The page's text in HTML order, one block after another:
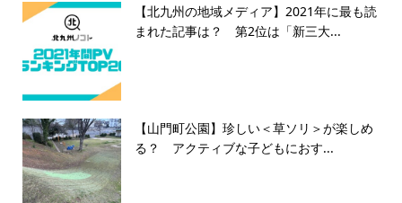
【北九州の地域メディア】2021年に最も読
まれた記事は？ 第2位は「新三大...
【山門町公園】珍しい＜草ソリ＞が楽しめ
る？ アクティブな子どもにおす...